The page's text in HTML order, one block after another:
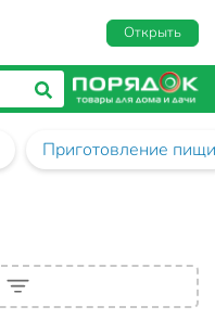
Открыть
Приготовление пищи